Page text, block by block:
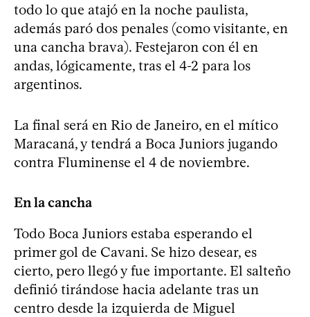
todo lo que atajó en la noche paulista,
además paró dos penales (como visitante, en
una cancha brava). Festejaron con él en
andas, lógicamente, tras el 4-2 para los
argentinos.
La final será en Rio de Janeiro, en el mítico
Maracaná, y tendrá a Boca Juniors jugando
contra Fluminense el 4 de noviembre.
En la cancha
Todo Boca Juniors estaba esperando el
primer gol de Cavani. Se hizo desear, es
cierto, pero llegó y fue importante. El salteño
definió tirándose hacia adelante tras un
centro desde la izquierda de Miguel